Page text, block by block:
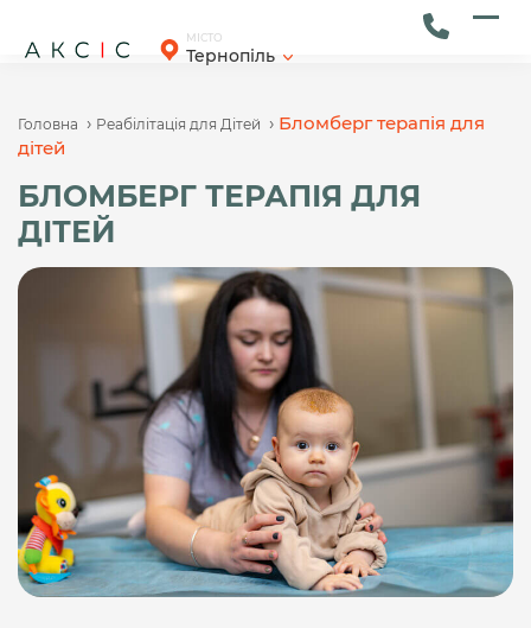
content
МІСТО
Тернопіль
Головна › Реабілітація для Дітей › Бломберг терапія для
дітей
БЛОМБЕРГ ТЕРАПІЯ ДЛЯ
ДІТЕЙ